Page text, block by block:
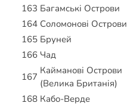
163 Багамські Острови
164 Соломонові Острови
165 Бруней
166 Чад
167
Кайманові Острови
(Велика Британія)
168 Кабо-Верде